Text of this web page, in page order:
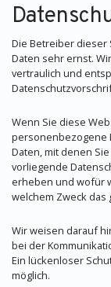
Die Betreiber dieser
Daten sehr ernst.
vertraulich und
Wenn Sie diese
personenbezogene
Daten, mit denen
vorliegende
erheben und wofür
welchem Zweck das
Wir weisen darauf
bei der
Ein lückenloser
möglich.